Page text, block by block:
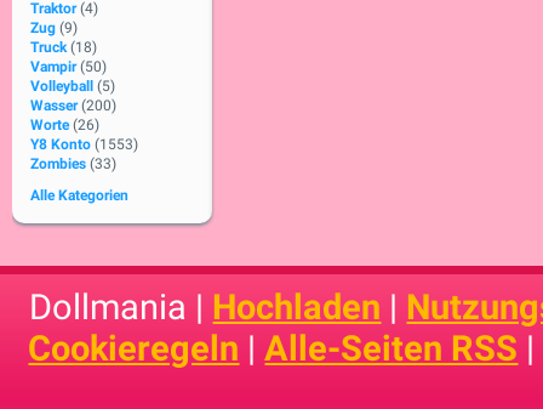
Traktor (4)
Zug (9)
Truck (18)
Vampir (50)
Volleyball
(5)
Wasser (200)
Worte (26)
Y8 Konto (1553)
Zombies (33)
Alle Kategorien
Dollmania | Hochladen |
Cookieregeln |Alle-Seiten RSS |